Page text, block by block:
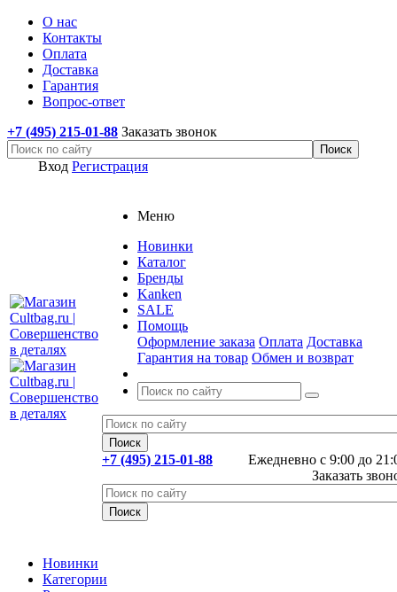
О нас
Контакты
Оплата
Доставка
Гарантия
Вопрос-ответ
+7 (495) 215-01-88 Заказать звонок
Вход Регистрация
Меню
Новинки
Каталог
Бренды
Kanken
SALE
Помощь
Оформление заказа Оплата Доставка
Гарантия на товар Обмен и возврат
Ежедневно с 9:00 до
+7 (495) 215-01-88
Заказать
Новинки
Категории